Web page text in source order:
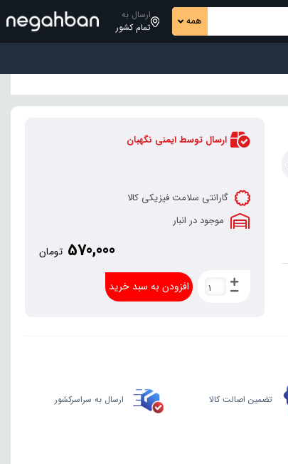
همه
ارسال به
تمام کشور
ارسال توسط ایمنی نگهبان
گارانتی سلامت فیزیکی کالا
موجود در انبار
570,000 تومان
افزودن به سبد خرید
تضمین اصالت کالا ارسال به سراسرکشور